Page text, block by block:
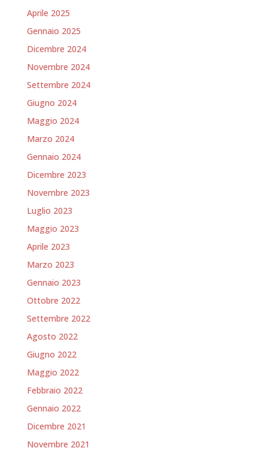
Aprile 2025
Gennaio 2025
Dicembre 2024
Novembre 2024
Settembre 2024
Giugno 2024
Maggio 2024
Marzo 2024
Gennaio 2024
Dicembre 2023
Novembre 2023
Luglio 2023
Maggio 2023
Aprile 2023
Marzo 2023
Gennaio 2023
Ottobre 2022
Settembre 2022
Agosto 2022
Giugno 2022
Maggio 2022
Febbraio 2022
Gennaio 2022
Dicembre 2021
Novembre 2021